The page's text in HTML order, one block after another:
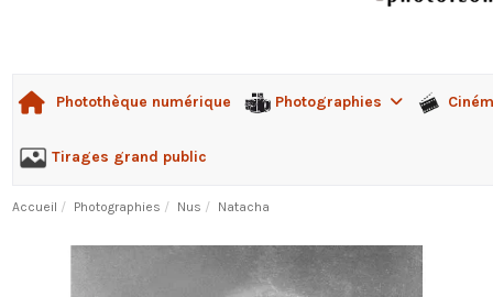
Photothèque numérique Photographies
Tirages grand public
Accueil Photographies Nus Natacha